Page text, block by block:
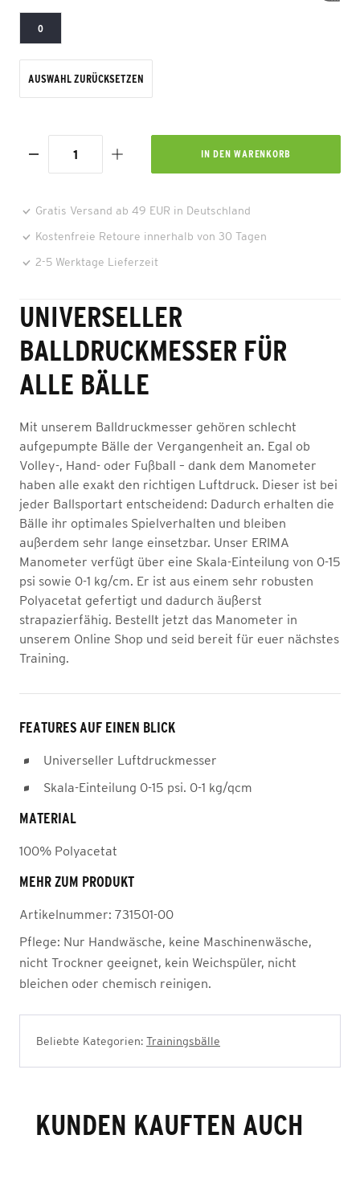
0
AUSWAHL ZURÜCKSETZEN
IN DEN WARENKORB
Gratis Versand ab 49 EUR in Deutschland
Kostenfreie Retoure innerhalb von 30 Tagen
2-5 Werktage Lieferzeit
UNIVERSELLER
BALLDRUCKMESSER FÜR
ALLE BÄLLE
Mit unserem Balldruckmesser gehören schlecht
aufgepumpte Bälle der Vergangenheit an. Egal ob
Volley-, Hand- oder Fußball – dank dem Manometer
haben alle exakt den richtigen Luftdruck. Dieser ist bei
jeder Ballsportart entscheidend: Dadurch erhalten die
Bälle ihr optimales Spielverhalten und bleiben
außerdem sehr lange einsetzbar. Unser ERIMA
Manometer verfügt über eine Skala-Einteilung von 0-15
psi sowie 0-1 kg/cm. Er ist aus einem sehr robusten
Polyacetat gefertigt und dadurch äußerst
strapazierfähig. Bestellt jetzt das Manometer in
unserem Online Shop und seid bereit für euer nächstes
Training.
FEATURES AUF EINEN BLICK
Universeller Luftdruckmesser
Skala-Einteilung 0-15 psi. 0-1 kg/qcm
MATERIAL
100% Polyacetat
MEHR ZUM PRODUKT
Artikelnummer: 731501-00
Pflege: Nur Handwäsche, keine Maschinenwäsche,
nicht Trockner geeignet, kein Weichspüler, nicht
bleichen oder chemisch reinigen.
Beliebte Kategorien: Trainingsbälle
KUNDEN KAUFTEN AUCH